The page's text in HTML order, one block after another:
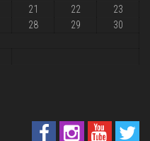
21 22
23
28 29
30